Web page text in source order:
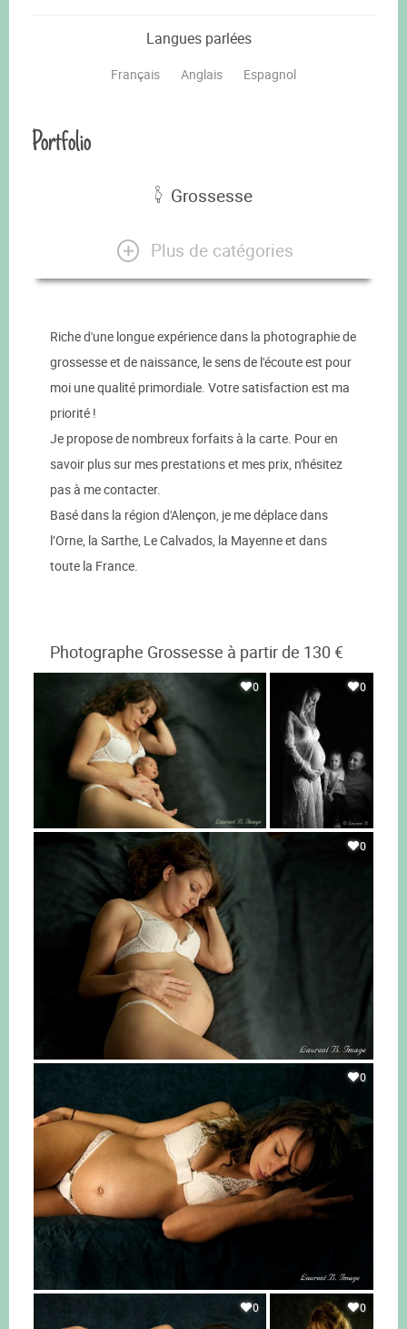
Langues parlées
Français Anglais Espagnol
Portfolio
Grossesse
Plus de catégories
Riche d'une longue expérience dans la photographie de
grossesse et de naissance, le sens de l'écoute est pour
moi une qualité primordiale. Votre satisfaction est ma
priorité !
Je propose de nombreux forfaits à la carte. Pour en
savoir plus sur mes prestations et mes prix, n'hésitez
pas à me contacter.
Basé dans la région d'Alençon, je me déplace dans
l’Orne, la Sarthe, Le Calvados, la Mayenne et dans
toute la France.
Photographe Grossesse à partir de 130 €
0 0
0
0
0 0